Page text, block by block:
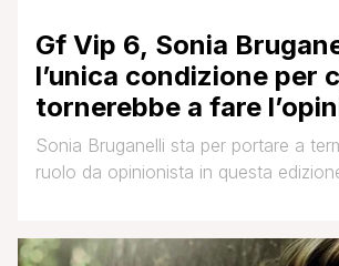
Gf Vip 6, Sonia
l’unica condizione per
tornerebbe a fare
Sonia Bruganelli sta per portare a
ruolo da opinionista in questa
e dopo la fine del programma